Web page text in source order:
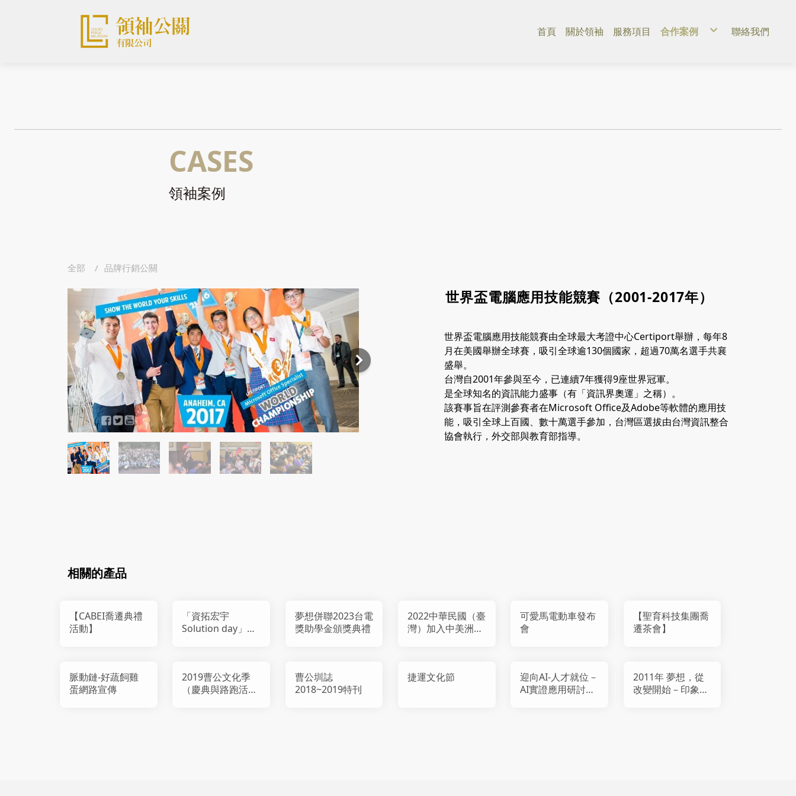
首頁 關於領袖 服務項目 合作案例 聯絡我們
CASES
領袖案例
世界盃電腦應用技能競賽（2001-2017年）
世界盃電腦應用技能競賽由全球最大考證中心Certiport舉辦，每年8
月在美國舉辦全球賽，吸引全球逾130個國家，超過70萬名選手共襄
盛舉。
台灣自2001年參與至今，已連續7年獲得9座世界冠軍。
是全球知名的資訊能力盛事（有「資訊界奧運」之稱）。
該賽事旨在評測參賽者在Microsoft Office及Adobe等軟體的應用技
能，吸引全球上百國、數十萬選手參加，台灣區選拔由台灣資訊整合
協會執行，外交部與教育部指導。
相關的產品
【CABEI喬遷典禮
活動】
「資拓宏宇
Solution day」活
夢想併聯2023台電
獎助學金頒獎典禮
2022中華民國（臺
灣）加入中美洲銀
祝活動
可愛馬電動車發布
會
【聖育科技集團喬
遷茶會】
脈動鏈-好蔬飼雞
蛋網路宣傳
2019曹公文化季
（慶典與路跑活
曹公圳誌
2018~2019特刊
捷運文化節
迎向AI-人才就位－
AI實證應用研討
2011年 夢想，從
改變開始－印象展
全部 品牌行銷公關